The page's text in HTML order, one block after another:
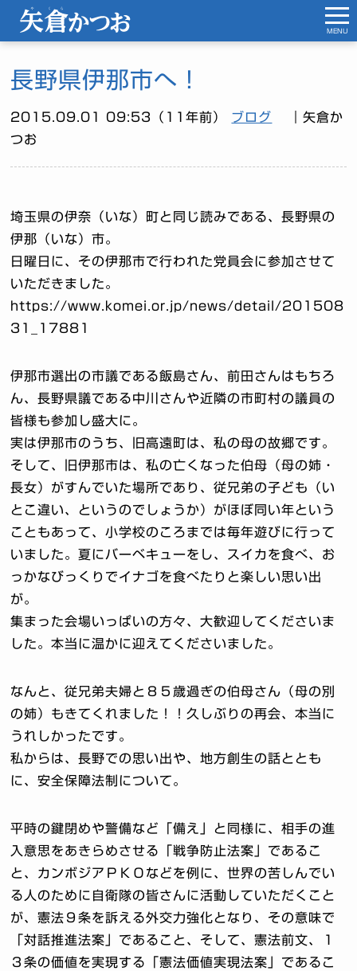
長野県伊那市へ！
2015.09.01 09:53（11年前） ブログ
｜矢倉か
つお
埼玉県の伊奈（いな）町と同じ読みである、長野県の
伊那（いな）市。
日曜日に、その伊那市で行われた党員会に参加させて
いただきました。
https://www.komei.or.jp/news/detail/201508
31_17881
伊那市選出の市議である飯島さん、前田さんはもちろ
ん、長野県議である中川さんや近隣の市町村の議員の
皆様も参加し盛大に。
実は伊那市のうち、旧高遠町は、私の母の故郷です。
そして、旧伊那市は、私の亡くなった伯母（母の姉・
長女）がすんでいた場所であり、従兄弟の子ども（い
とこ違い、というのでしょうか）がほぼ同い年という
こともあって、小学校のころまでは毎年遊びに行って
いました。夏にバーベキューをし、スイカを食べ、お
っかなびっくりでイナゴを食べたりと楽しい思い出
が。
集まった会場いっぱいの方々、大歓迎してくださいま
した。本当に温かに迎えてくださいました。
なんと、従兄弟夫婦と８５歳過ぎの伯母さん（母の別
の姉）もきてくれました！！久しぶりの再会、本当に
うれしかったです。
私からは、長野での思い出や、地方創生の話ととも
に、安全保障法制について。
平時の鍵閉めや警備など「備え」と同様に、相手の進
入意思をあきらめさせる「戦争防止法案」であるこ
と、カンボジアＰＫＯなどを例に、世界の苦しんでい
る人のために自衛隊の皆さんに活動していただくこと
が、憲法９条を訴える外交力強化となり、その意味で
「対話推進法案」であること、そして、憲法前文、１
３条の価値を実現する「憲法価値実現法案」であるこ
MENU